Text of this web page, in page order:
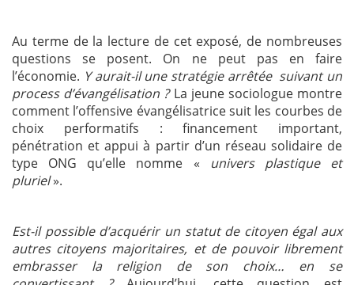
Au terme de la lecture de cet exposé, de nombreuses
questions se posent. On ne peut pas en faire
l’économie. Y aurait-il une stratégie arrêtée suivant un
process d’évangélisation ?La jeune sociologue montre
comment l’offensive évangélisatrice suit les courbes de
choix performatifs : financement important,
pénétration et appui à partir d’un réseau solidaire de
type ONG qu’elle nomme «
univers plastique et
pluriel».
Est-il possible d’acquérir un statut de citoyen égal aux
autres citoyens majoritaires, et de pouvoir librement
embrasser la religion de son choix… en se